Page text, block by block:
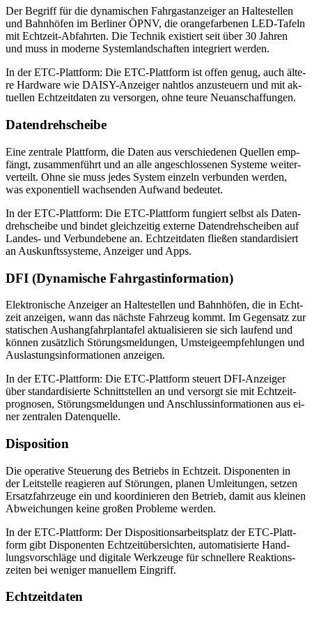
Der Be­griff für die dy­na­mi­schen Fahr­gast­an­zei­ger an Hal­te­stel­len
und Bahn­hö­fen im Ber­li­ner ÖPNV, die oran­ge­far­be­nen LED-Ta­feln
mit Echt­zeit-Ab­fahr­ten. Die Tech­nik exis­tiert seit über 30 Jah­ren
und muss in mo­der­ne Sys­tem­land­schaf­ten in­te­griert wer­den.
In der ETC-Platt­form: Die ETC-Platt­form ist of­fen ge­nug, auch äl­te­
re Hard­ware wie DAI­SY-An­zei­ger naht­los an­zu­steu­ern und mit ak­
tu­el­len Echt­zeit­da­ten zu ver­sor­gen, ohne teu­re Neu­an­schaf­fun­gen.
Da­ten­dreh­schei­be
Eine zen­tra­le Platt­form, die Da­ten aus ver­schie­de­nen Quel­len emp­
fängt, zu­sam­men­führt und an alle an­ge­schlos­se­nen Sys­te­me wei­ter­
ver­teilt. Ohne sie muss je­des Sys­tem ein­zeln ver­bun­den wer­den,
was ex­po­nen­ti­ell wach­sen­den Auf­wand be­deu­tet.
In der ETC-Platt­form: Die ETC-Platt­form fun­giert selbst als Da­ten­
dreh­schei­be und bin­det gleich­zei­tig ex­ter­ne Da­ten­dreh­schei­ben auf
Lan­des- und Ver­bund­ebe­ne an. Echt­zeit­da­ten flie­ßen stan­dar­di­siert
an Aus­kunfts­sys­te­me, An­zei­ger und Apps.
DFI (Dy­na­mi­sche Fahr­gast­in­for­ma­ti­on)
Elek­tro­ni­sche An­zei­ger an Hal­te­stel­len und Bahn­hö­fen, die in Echt­
zeit an­zei­gen, wann das nächs­te Fahr­zeug kommt. Im Ge­gen­satz zur
sta­ti­schen Aus­hang­fahr­plan­ta­fel ak­tua­li­sie­ren sie sich lau­fend und
kön­nen zu­sätz­lich Stö­rungs­mel­dun­gen, Um­stei­ge­emp­feh­lun­gen und
Aus­las­tungs­in­for­ma­tio­nen an­zei­gen.
In der ETC-Platt­form: Die ETC-Platt­form steu­ert DFI-An­zei­ger
über stan­dar­di­sier­te Schnitt­stel­len an und ver­sorgt sie mit Echt­zeit­
pro­gno­sen, Stö­rungs­mel­dun­gen und An­schluss­in­for­ma­tio­nen aus ei­
ner zen­tra­len Da­ten­quel­le.
Dis­po­si­ti­on
Die ope­ra­ti­ve Steue­rung des Be­triebs in Echt­zeit. Dis­po­nen­ten in
der Leit­stel­le re­agie­ren auf Stö­run­gen, pla­nen Um­lei­tun­gen, set­zen
Er­satz­fahr­zeu­ge ein und ko­or­di­nie­ren den Be­trieb, da­mit aus klei­nen
Ab­wei­chun­gen kei­ne gro­ßen Pro­ble­me wer­den.
In der ETC-Platt­form: Der Dis­po­si­ti­ons­ar­beits­platz der ETC-Platt­
form gibt Dis­po­nen­ten Echt­zeit­über­sich­ten, au­to­ma­ti­sier­te Hand­
lungs­vor­schlä­ge und di­gi­ta­le Werk­zeu­ge für schnel­le­re Re­ak­ti­ons­
zei­ten bei we­ni­ger ma­nu­el­lem Ein­griff.
Echt­zeit­da­ten